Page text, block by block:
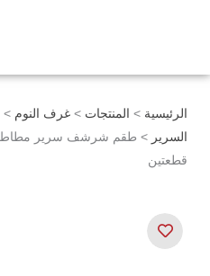
الرئيسية > المنتجات > غرف النوم >
السرير
قطعتين